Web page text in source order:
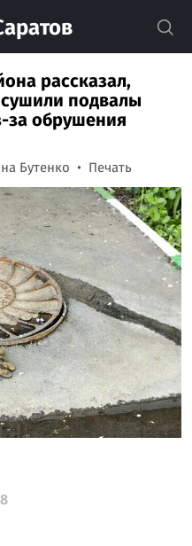
рассказал,
подвалы
за обрушения
Бутенко Печать